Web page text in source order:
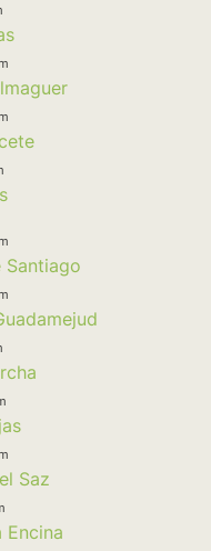
Santiago
Saz
Encina